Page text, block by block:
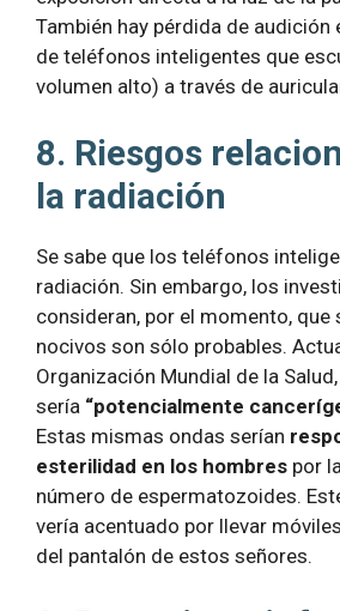
También hay pérdida de audición
de teléfonos inteligentes que
volumen alto) a través de
8. Riesgos
la radiación
Se sabe que los teléfonos
radiación. Sin embargo, los
consideran, por el momento, que
nocivos son sólo probables.
Organización Mundial de la
sería “potencialmente
Estas mismas ondas serían
esterilidad en los hombres por
número de espermatozoides.
vería acentuado por llevar
del pantalón de estos señores.